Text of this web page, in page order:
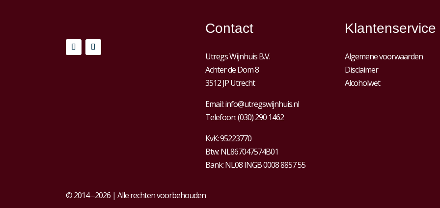
Contact
Utregs Wijnhuis B.V.
Achter de Dom 8
3512 JP Utrecht
Email:info@utregswijnhuis.nl
Telefoon:(030) 290 1462
KvK:95223770
Btw:NL867047574B01
Bank: NL08 INGB 0008 8857 55
Klantenservice
Algemene voorwaarden
Disclaimer
Alcoholwet
© 2014 –2026 | Alle rechten voorbehouden